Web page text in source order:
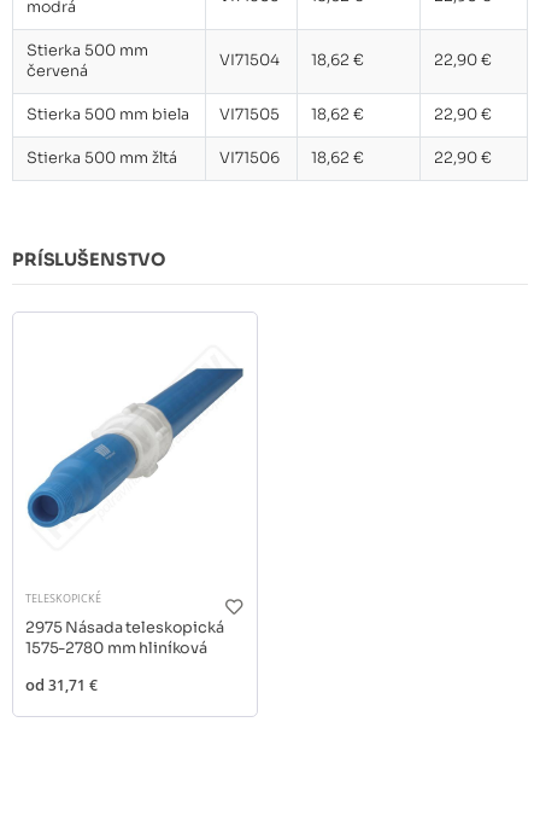
modrá
Stierka 500 mm
červená
VI71504 18,62 € 22,90 €
Stierka 500 mm biela VI71505 18,62 € 22,90 €
Stierka 500 mm žltá VI71506 18,62 € 22,90 €
PRÍSLUŠENSTVO
TELESKOPICKÉ
2975 Násada teleskopická
1575-2780 mm hliníková
od 31,71 €